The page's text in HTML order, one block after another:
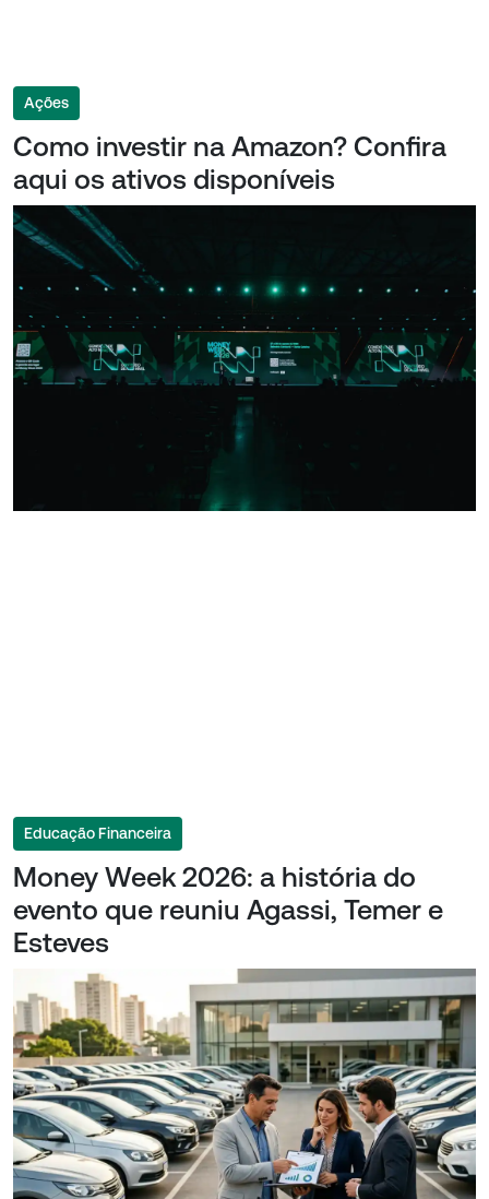
Ações
Como investir na Amazon? Confira
aqui os ativos disponíveis
Educação Financeira
Money Week 2026: a história do
evento que reuniu Agassi, Temer e
Esteves